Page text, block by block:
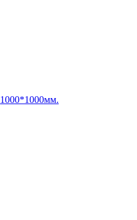
1000*1000мм.